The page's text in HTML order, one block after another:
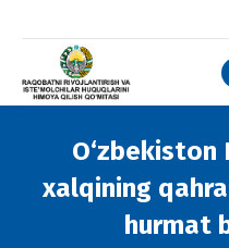
xalqining
hurmat